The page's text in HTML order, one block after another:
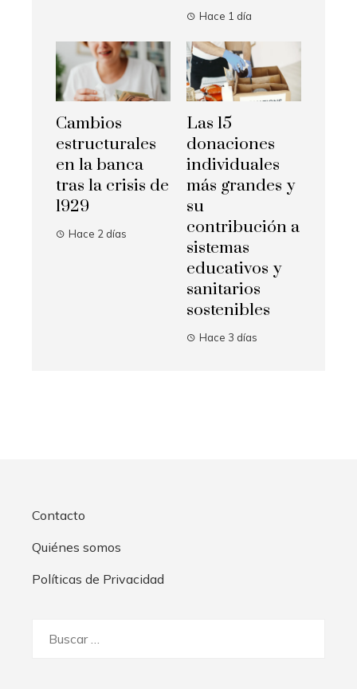
Hace 1 día
Cambios
estructurales
en la banca
tras la crisis de
1929
Hace 2 días
Las 15
donaciones
individuales
más grandes y
su
contribución a
sistemas
educativos y
sanitarios
sostenibles
Hace 3 días
Contacto
Quiénes somos
Políticas de Privacidad